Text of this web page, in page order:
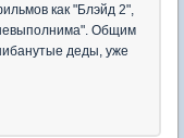
как "Блэйд 2",
Общим
деды, уже